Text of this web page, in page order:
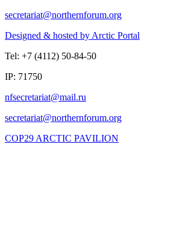
Designed & hosted by Arctic Portal
Tel: +7 (4112) 50-84-50
IP: 71750
COP29 ARCTIC PAVILION